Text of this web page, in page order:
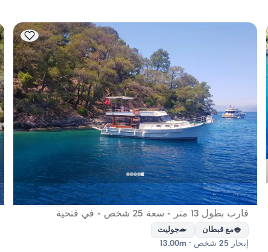
فتحية, Muğla قارب جديد
قارب بطول 13 متر - سعة 25 شخص - في فتحية
مع قبطان جوليت
إبحار 25 شخص · 13.00m